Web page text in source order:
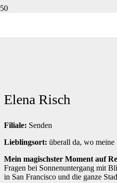
Elena Risch
Filiale: Senden
Lieblingsort: überall da, wo meine
Mein magischster Moment auf
Fragen bei Sonnenuntergang mit
in San Francisco und die ganze